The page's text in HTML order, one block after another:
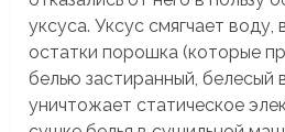
уксуса. Уксус смягчает воду,
остатки порошка (которые
белью застиранный, белесый
уничтожает статическое